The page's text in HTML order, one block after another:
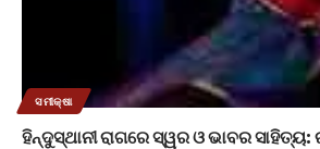
ସମୀକ୍ଷା
ହିନ୍ଦୁସ୍ଥାନୀ ରାଗରେ ସ୍ୱର ଓ ଭାବର ସାହିତ୍ୟ: